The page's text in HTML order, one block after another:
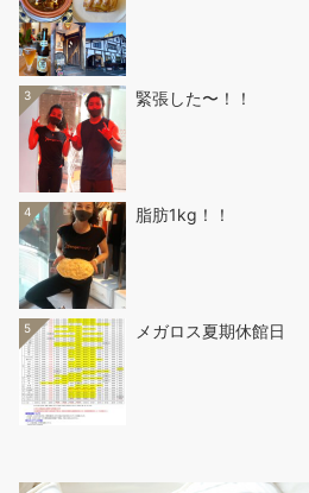
3 緊張した〜！！
4 脂肪1kg！！
5 メガロス夏期休館日